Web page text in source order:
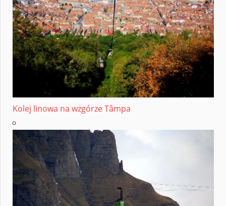
Kolej linowa na wzgórze Tâmpa